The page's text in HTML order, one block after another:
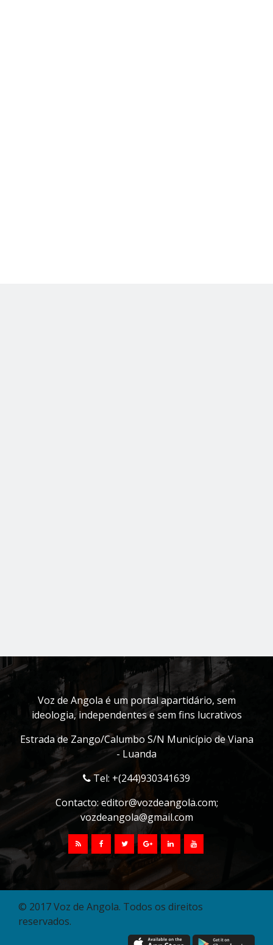
Voz de Angola é um portal apartidário, sem
ideologia, independentes e sem fins lucrativos
Estrada de Zango/Calumbo S/N Município de Viana
- Luanda
Tel: +(244)930341639
Contacto:editor@vozdeangola.com;
vozdeangola@gmail.com
© 2017 Voz de Angola. Todos os direitos
reservados.